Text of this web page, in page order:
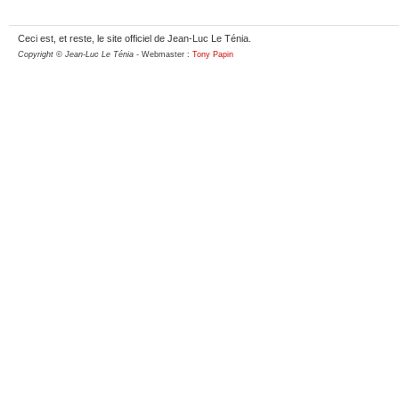
Ceci est, et reste, le site officiel de Jean-Luc Le Ténia.
Copyright © Jean-Luc Le Ténia - Webmaster : Tony Papin